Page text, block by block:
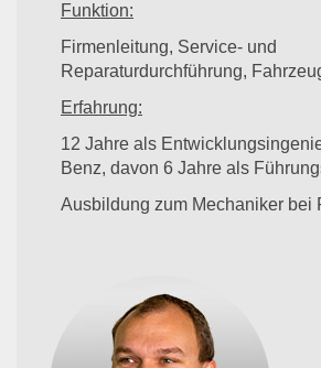
Funktion:
Firmenleitung, Service- und
Reparaturdurchführung,
Erfahrung:
12 Jahre als
Benz, davon 6 Jahre als
Ausbildung zum Mechaniker bei